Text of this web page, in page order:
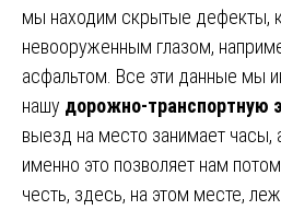
мы находим скрытые дефекты,
невооруженным глазом,
асфальтом. Все эти данные мы
нашу дорожно-транспортную
выезд на место занимает часы,
именно это позволяет нам
честь, здесь, на этом месте,